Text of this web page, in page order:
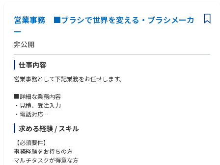
・病床再編のシミュレーション等の作成
・医療機関・自治体
・都道府県との協議や打合せ
・医療計画・再編計画などのストーリー設計と文書化
・住民説明や議会説明に向けた検討資料の作成支援
・社内外の専門家との連携
・チームマネジメント（経験に応じて）
営業事務 ■ブラシで世界を変える・ブラシメーカ
ー
非公開
仕事内容
営業事務として下記業務をお任せします。
■詳細な業務内容
・見積、受注入力
・電話対応
・案件進捗フォロー
・外勤営業と連携し、商社・販売店担当者のフォロー
※地域担当制
※数字目標有
その他、社内の取り組みや委員会、プロジェクトへの参画 など
求める経験 / スキル
【必須要件】
事務経験をお持ちの方
マルチタスクが得意な方